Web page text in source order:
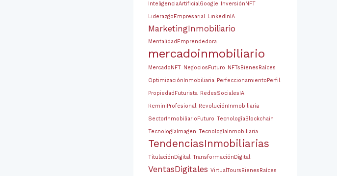
InteligenciaArtificialGoogle InversiónNFT
LiderazgoEmpresarial LinkedInIA
MarketingInmobiliario
MentalidadEmprendedora
mercadoinmobiliario
MercadoNFT NegociosFuturo NFTsBienesRaíces
OptimizaciónInmobiliaria PerfeccionamientoPerfil
PropiedadFuturista RedesSocialesIA
ReminiProfesional RevoluciónInmobiliaria
SectorInmobiliarioFuturo TecnologíaBlockchain
TecnologíaImagen TecnologíaInmobiliaria
TendenciasInmobiliarias
TitulaciónDigital TransformaciónDigital
VentasDigitales VirtualToursBienesRaíces